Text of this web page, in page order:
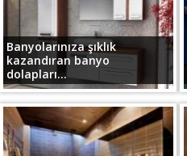
Banyolarınıza şıklık
kazandıran banyo
dolapları...